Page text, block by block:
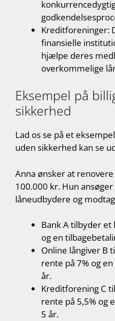
Kreditforeninger:
finansielle
hjælpe deres
overkommelige
Eksempel på
sikkerhed
Lad os se på et
uden sikkerhed kan se
Anna ønsker at
100.000 kr. Hun
låneudbydere og
Bank A tilbyder et
og en
Online långiver B
rente på 7% og
år.
Kreditforening C
rente på 5,5% og
5 år.